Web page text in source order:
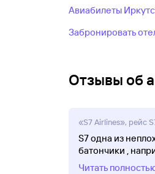
Авиабилеты
Забронировать
Отзывы об
«S7 Airlines», рейс
S7 одна из
батончики ,
Читать